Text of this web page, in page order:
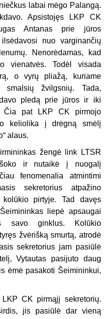
labai mėgo Palangą.
Apsistojęs LKP CK
Antanas prie jūros
nuo varginančių
Nenorėdamas, kad
vienatvės. Todėl visada
o vyrų pliažą, kuriame
žvilgsnių. Tada,
pledą prie jūros ir iki
Čia pat LKP CK pirmojo
keliolika į drėgną smėlį
alaus.
žengė link LTSR
ir nutaikė į nuogalį
fenomenalia atmintimi
sekretorius atpažino
pirtyje. Tad davęs
liepė apsaugai
savo ginklus. Kolūkio
žvėrišką smurtą, atrodė
sekretorius jam pasiūlė
Vytautas pasijuto daug
ėmė pasakoti Šeimininkui,
CK pirmąjį sekretorių.
jis pasiūlė dar vieną